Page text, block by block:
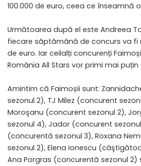
100.000 de euro, ceea ce înseamnă
Următoarea după el este Andreea
fiecare săptămână de concurs va fi
de euro. Iar ceilalți concurenți
România All Stars vor primi mai
Amintim că Faimoșii sunt:
sezonul 2), TJ Milez (concurent
Moroşanu (concurent sezonul 2),
sezonul 4), Jador (concurent
(concurentă sezonul 3), Roxana
sezonul 2), Elena Ionescu
Ana Porgras (concurentă sezonul 2)